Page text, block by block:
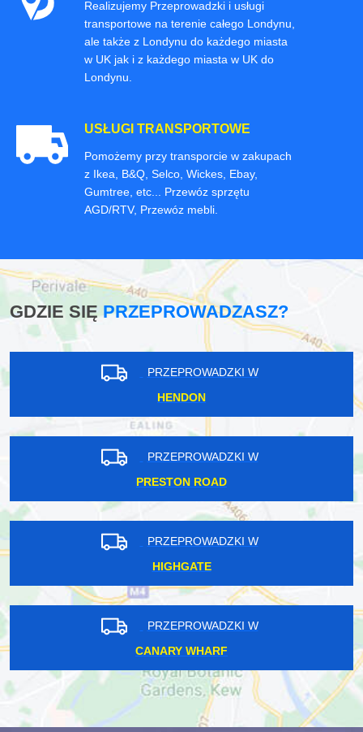
Realizujemy Przeprowadzki i usługi
transportowe na terenie całego Londynu,
ale także z Londynu do każdego miasta
w UK jak i z każdego miasta w UK do
Londynu.
USŁUGI TRANSPORTOWE
Pomożemy przy transporcie w zakupach
z Ikea, B&Q, Selco, Wickes, Ebay,
Gumtree, etc... Przewóz sprzętu
AGD/RTV, Przewóz mebli.
GDZIE SIĘPRZEPROWADZASZ?
PRZEPROWADZKI W
HENDON
PRZEPROWADZKI W
PRESTON ROAD
PRZEPROWADZKI W
HIGHGATE
PRZEPROWADZKI W
CANARY WHARF